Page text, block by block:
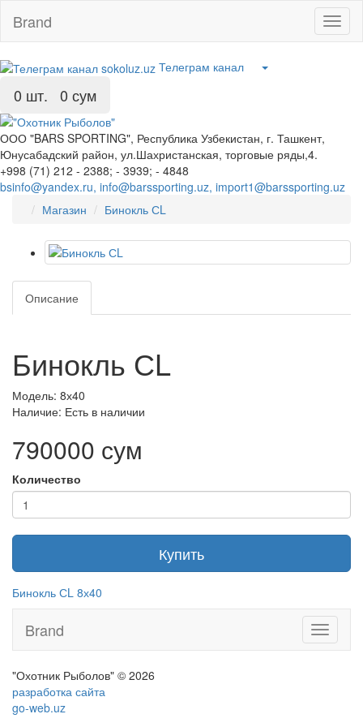
Brand
Телеграм канал
0 шт. 0 сум
ООО "BARS SPORTING", Республика Узбекистан, г. Ташкент,
Юнусабадский район, ул.Шахристанская, торговые ряды,4.
+998 (71) 212 - 2388; - 3939; - 4848
bsinfo@yandex.ru, info@barssporting.uz, import1@barssporting.uz
Магазин
Бинокль СL
Описание
Бинокль СL
Модель: 8х40
Наличие: Есть в наличии
790000 сум
Количество
Купить
Бинокль СL 8х40
Toggle
Brand
"Охотник Рыболов" © 2026
разработка сайта
go-web.uz